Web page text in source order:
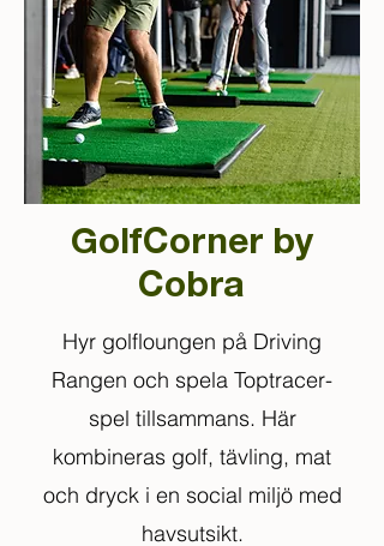
GolfCorner by
Cobra
Hyr golfloungen på Driving
Rangen och spela Toptracer-
spel tillsammans. Här
kombineras golf, tävling, mat
och dryck i en social miljö med
havsutsikt.